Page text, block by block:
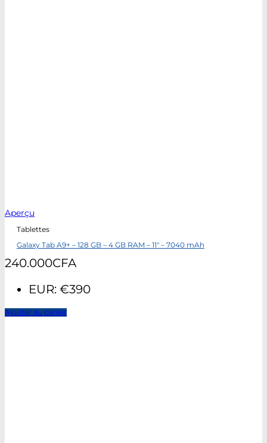
Aperçu
Tablettes
Galaxy Tab A9+ – 128 GB – 4 GB RAM – 11″ – 7040 mAh
240.000CFA
EUR: €390
Ajouter au panier